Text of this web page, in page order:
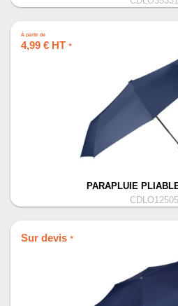
À partir de
4,99 € HT *
PARAPLUIE
Sur devis *